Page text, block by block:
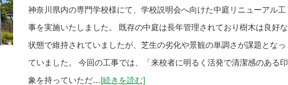
神奈川県内の専門学校様にて、学校説明会へ向けた中庭リニューアル工
事を実施いたしました。 既存の中庭は長年管理されており樹木は良好な
状態で維持されていましたが、芝生の劣化や景観の単調さが課題となっ
ていました。 今回の工事では、「来校者に明るく活発で清潔感のある印
象を持っていただ… [続きを読む]